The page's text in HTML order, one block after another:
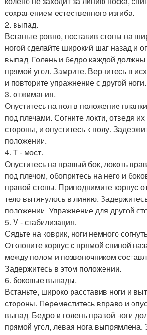
сохранением естественного изгиба.
2. выпад.
Встаньте ровно, поставив стопы на
ногой сделайте широкий шаг назад и
выпад. Голень и бедро каждой
прямой угол. Замрите. Вернитесь в
и повторите упражнение с другой ноги.
3. отжимания.
Опуститесь на пол в положение
под плечами. Согните локти, отведя их
стороны, и опуститесь к полу.
положении.
4. Т - мост.
Опуститесь на правый бок, локоть
под плечом, обопритесь на него и
правой стопы. Приподнимите корпус
тело вытянулось в линию.
положении. Упражнение для другой
5. V - стабилизация.
Сядьте на коврик, ноги немного
Отклоните корпус с прямой спиной
между полом и позвоночником
Задержитесь в этом положении.
6. боковые выпады.
Встаньте, широко расставив ноги и
стороны. Переместитесь вправо и
выпад. Бедро и голень правой ноги
прямой угол, левая нога выпрямлена.